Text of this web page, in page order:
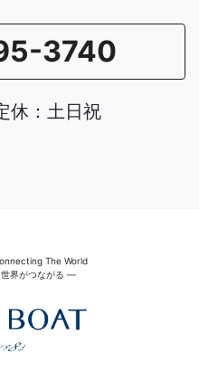
3740
休：土日祝
The World
界がつながる ―